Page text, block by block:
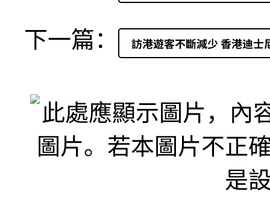
下一篇： 訪港遊客不斷減少 香港迪